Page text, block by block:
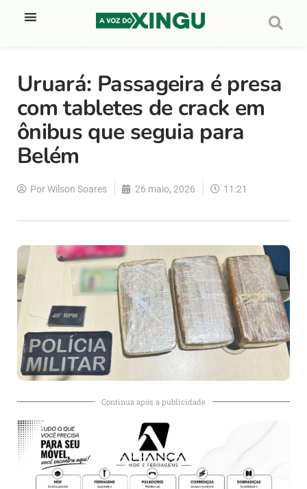
Uruará: Passageira é presa
com tabletes de crack em
ônibus que seguia para
Belém
PorWilson Soares 26 maio, 2026 11:21
Continua após a publicidade